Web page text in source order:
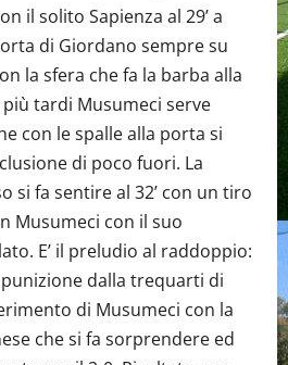
il solito Sapienza al 29’ a
di Giordano sempre su
la sfera che fa la barba alla
tardi Musumeci serve
con le spalle alla porta si
di poco fuori. La
si fa sentire al 32’ con un tiro
Musumeci con il suo
E’ il preludio al raddoppio:
dalla trequarti di
di Musumeci con la
che si fa sorprendere ed